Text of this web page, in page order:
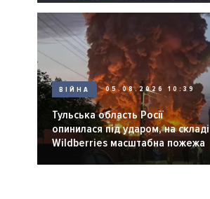
ВІЙНА 05.08.2026 10:39
Тульська область Росії
опинилася під ударом, на складі
Wildberries масштабна пожежа